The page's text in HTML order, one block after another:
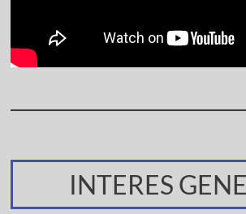
INTERES